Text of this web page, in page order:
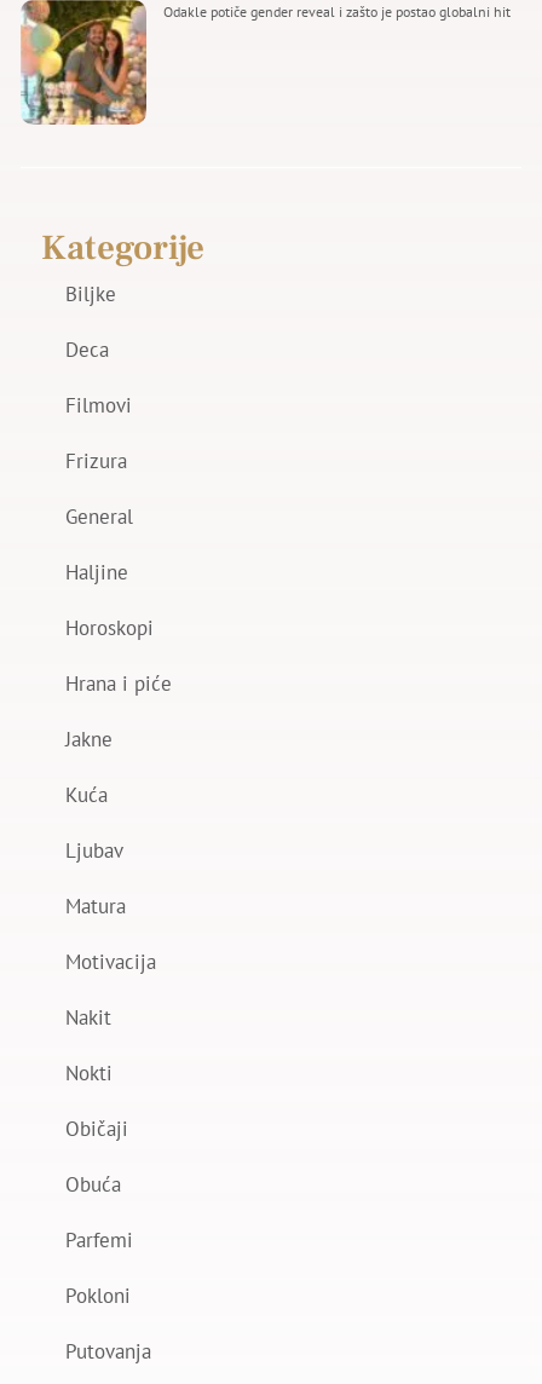
Odakle potiče gender reveal i zašto je postao globalni hit
Kategorije
Biljke
Deca
Filmovi
Frizura
General
Haljine
Horoskopi
Hrana i piće
Jakne
Kuća
Ljubav
Matura
Motivacija
Nakit
Nokti
Običaji
Obuća
Parfemi
Pokloni
Putovanja